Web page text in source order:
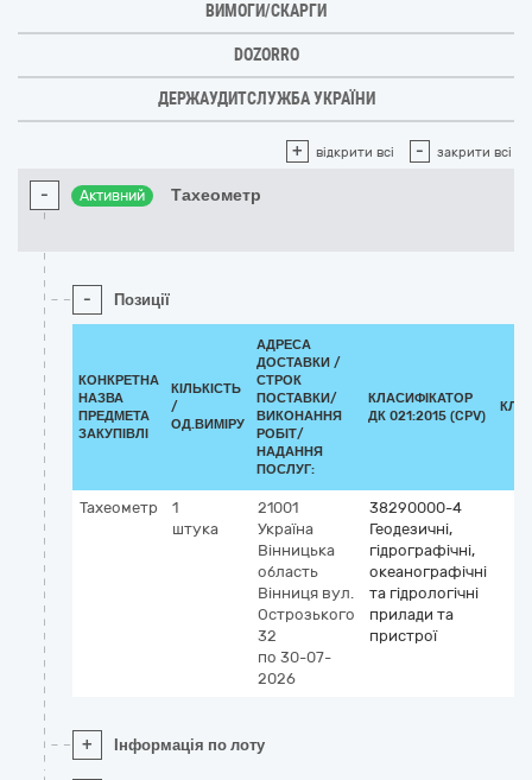
ВИМОГИ/СКАРГИ
DOZORRO
ДЕРЖАУДИТСЛУЖБА УКРАЇНИ
+ відкрити всі - закрити всі
- Активний Тахеометр
- Позиції
КОНКРЕТНА
НАЗВА
ПРЕДМЕТА
ЗАКУПІВЛІ
КІЛЬКІСТЬ
/
ОД.ВИМІРУ
АДРЕСА
ДОСТАВКИ /
СТРОК
ПОСТАВКИ/
ВИКОНАННЯ
РОБІТ/
НАДАННЯ
ПОСЛУГ:
КЛАСИФІКАТОР
ДК 021:2015 (CPV)
Тахеометр
1
штука
21001
Україна
Вінницька
область
Вінниця вул.
Острозького
32
по 30-07-
2026
38290000-4
Геодезичні,
гідрографічні,
океанографічні
та гідрологічні
прилади та
пристрої
+ Інформація по лоту